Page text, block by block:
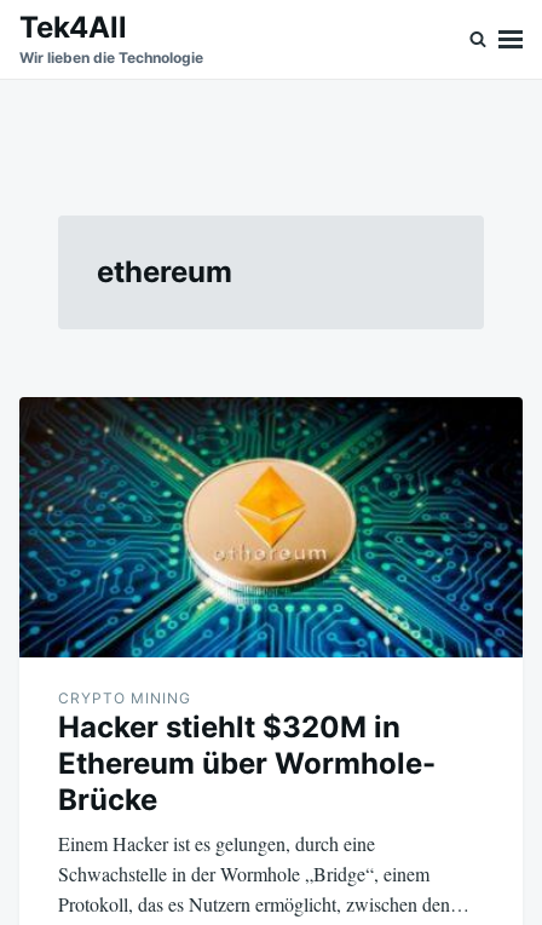
SkipSearch
for:
Tek4All
Wir lieben die Technologie
ethereum
CRYPTO MINING
Hacker stiehlt $320M in
Ethereum über Wormhole-
Brücke
Einem Hacker ist es gelungen, durch eine
Schwachstelle in der Wormhole „Bridge“, einem
Protokoll, das es Nutzern ermöglicht, zwischen den…